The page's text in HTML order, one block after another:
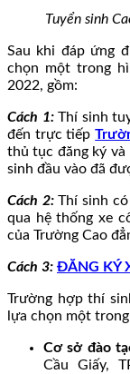
Tuyển sinh
Sau khi đáp ứng
chọn một trong
2022, gồm:
Cách 1:Thí sinh
đến trực tiếp
thủ tục đăng ký và
sinh đầu vào đã
Cách 2:Thí sinh có
qua hệ thống xe
của Trường Cao
Cách 3: ĐĂNG KÝ
Trường hợp thí
lựa chọn một
Cơ sở đào
Cầu Giấy,